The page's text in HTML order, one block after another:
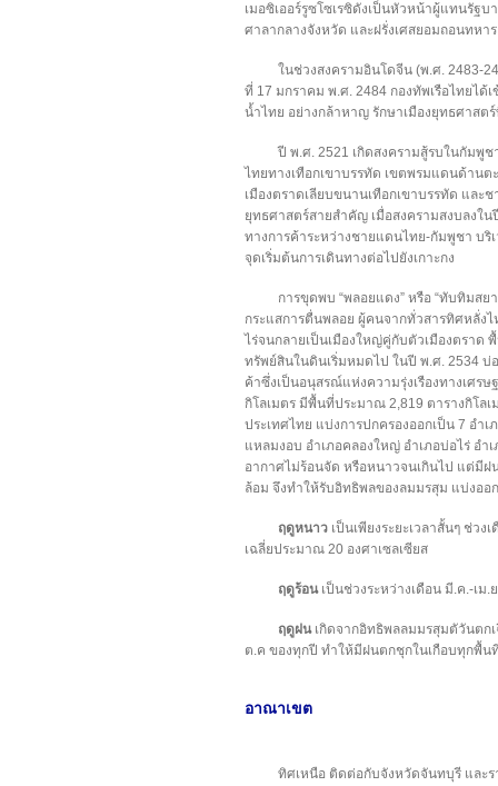
เมอซิเออร์รูซโซเรซิดังเป็นหัวหน้าผู้แทนรัฐ
ศาลากลางจังหวัด และฝรั่งเศสยอมถอนทหา
ในช่วงสงครามอินโดจีน (พ.ศ. 2483-
ที่ 17 มกราคม พ.ศ. 2484 กองทัพเรือไทยได้
น้ำไทย อย่างกล้าหาญ รักษาเมืองยุทธศาส
ปี พ.ศ. 2521 เกิดสงครามสู้รบในกัมพู
ไทยทางเทือกเขาบรรทัด เขตพรมแดนด้านต
เมืองตราดเลียบขนานเทือกเขาบรรทัด และ
ยุทธศาสตร์สายสำคัญ เมื่อสงครามสงบลงใน
ทางการค้าระหว่างชายแดนไทย-กัมพูชา บ
จุดเริ่มต้นการเดินทางต่อไปยังเกาะกง
การขุดพบ “พลอยแดง” หรือ “ทับทิมสย
กระแสการตื่นพลอย ผู้คนจากทั่วสารทิศหลั่ง
ไร่จนกลายเป็นเมืองใหญ่คู่กับตัวเมืองตราด
ทรัพย์สินในดินเริ่มหมดไป ในปี พ.ศ. 2534 บ่อ
ค้าซึ่งเป็นอนุสรณ์แห่งความรุ่งเรืองทางเศร
กิโลเมตร มีพื้นที่ประมาณ 2,819 ตารางกิโล
ประเทศไทย แบ่งการปกครองออกเป็น 7 อำเ
แหลมงอบ อำเภอคลองใหญ่ อำเภอบ่อไร่ อำ
อากาศไม่ร้อนจัด หรือหนาวจนเกินไป แต่มีฝ
ล้อม จึงทำให้รับอิทธิพลของลมมรสุม แบ่งออ
ฤดูหนาว เป็นเพียงระยะเวลาสั้นๆ ช่ว
เฉลี่ยประมาณ 20 องศาเซลเซียส
ฤดูร้อนเป็นช่วงระหว่างเดือน มี.ค.-เม.
ฤดูฝนเกิดจากอิทธิพลลมมรสุมตัวันตก
ต.ค ของทุกปี ทำให้มีฝนตกชุกในเกือบทุกพื้
อาณาเขต
ทิศเหนือ ติดต่อกับจังหวัดจันทบุรี และ